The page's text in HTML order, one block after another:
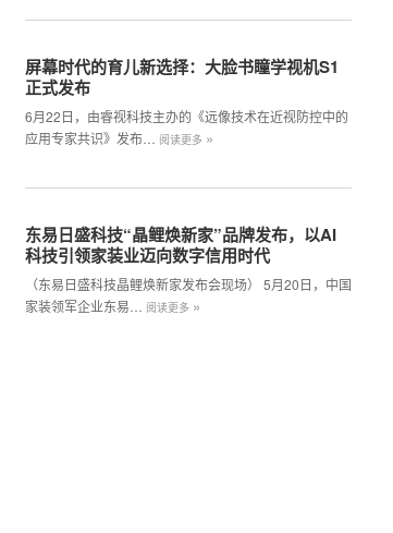
屏幕时代的育儿新选择：大脸书瞳学视机S1
正式发布
6月22日，由睿视科技主办的《远像技术在近视防控中的
应用专家共识》发布…
阅读更多 »
东易日盛科技“晶鲤焕新家”品牌发布，以AI
科技引领家装业迈向数字信用时代
（东易日盛科技晶鲤焕新家发布会现场） 5月20日，中国
家装领军企业东易…
阅读更多 »